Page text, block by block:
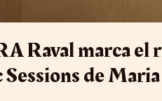
Raval marca
de